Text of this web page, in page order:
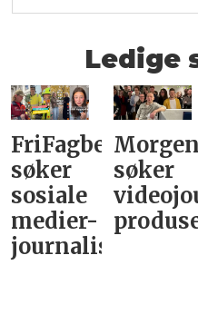
Ledige
FriFagbevegelse
søker
sosiale
medier-
journalist
søker